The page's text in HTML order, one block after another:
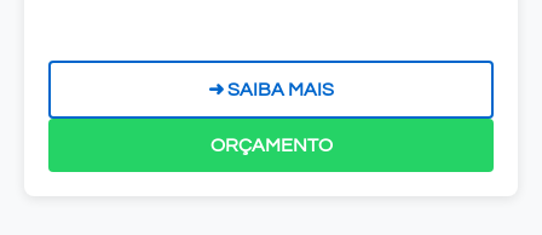
➜ SAIBA MAIS
ORÇAMENTO